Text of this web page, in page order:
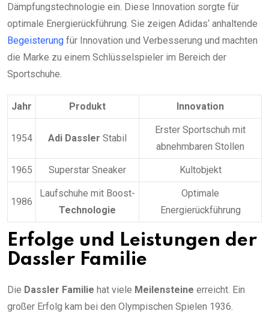
Dämpfungstechnologie ein. Diese Innovation sorgte für
optimale Energierückführung. Sie zeigen Adidas‘ anhaltende
Begeisterung für Innovation und Verbesserung und machten
die Marke zu einem Schlüsselspieler im Bereich der
Sportschuhe.
Jahr Produkt Innovation
1954 Adi Dassler Stabil
Erster Sportschuh mit
abnehmbaren Stollen
1965 Superstar Sneaker Kultobjekt
1986
Laufschuhe mit Boost-
Technologie
Optimale
Energierückführung
Erfolge und Leistungen der
Dassler Familie
Die Dassler Familie hat viele Meilensteine erreicht. Ein
großer Erfolg kam bei den Olympischen Spielen 1936.